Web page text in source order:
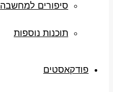
סיפורים למחשבה
תוכנות נוספות
פודקאסטים